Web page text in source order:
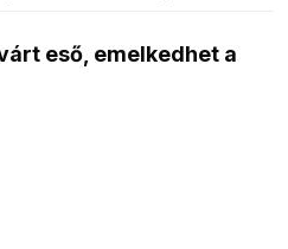
eső, emelkedhet a